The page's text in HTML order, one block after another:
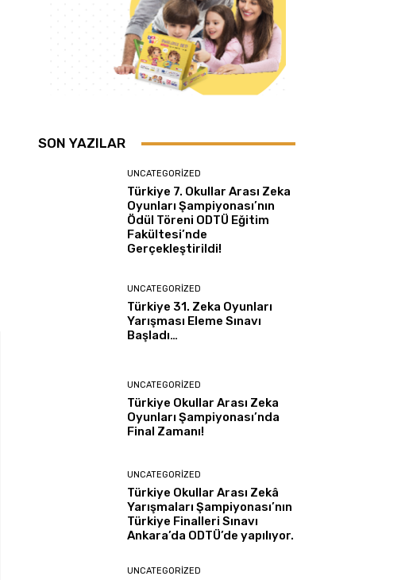
SON YAZILAR
UNCATEGORIZED
Türkiye 7. Okullar Arası Zeka
Oyunları Şampiyonası’nın
Ödül Töreni ODTÜ Eğitim
Fakültesi’nde
Gerçekleştirildi!
UNCATEGORIZED
Türkiye 31. Zeka Oyunları
Yarışması Eleme Sınavı
Başladı…
UNCATEGORIZED
Türkiye Okullar Arası Zeka
Oyunları Şampiyonası’nda
Final Zamanı!
UNCATEGORIZED
Türkiye Okullar Arası Zekâ
Yarışmaları Şampiyonası’nın
Türkiye Finalleri Sınavı
Ankara’da ODTÜ’de yapılıyor.
UNCATEGORIZED